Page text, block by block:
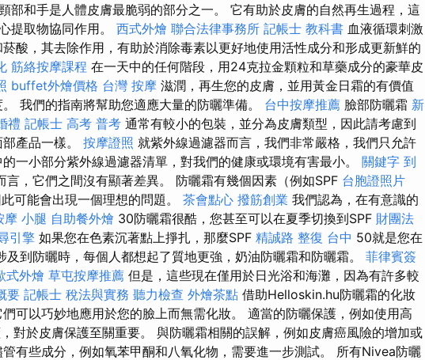
部和手是人體皮膚最脆弱的部分之一。 它有助於皮膚的自然再生過程，這
提取物協同作用。 西式外燴 聯合法律事務所 記帳士 教科書 血液循環刺激
酸，其去除作用，有助於消除毒素以更好地使用活性成分和形成更新鮮的
筋絡按摩課程 在一天中的任何階段，用24克拉金顆粒和草藥成分的豪華皮
buffet外燴價格 台灣 按摩 滋潤，再生您的皮膚，並用黃金日霜的有價值
我們的指南將幫助您適應大量的防曬準備。 台中按摩推薦 臉部防曬霜 新
禮 記帳士 高考 普考 通常有較小的包裝，並分為皮膚類型，因此請考慮到
產品一樣。 按摩證照 就紫外線過濾器而言，我們非常嚴格，我們只允許
一小部分紫外線過濾器清單，對我們的健康或環境有害最小。 關鍵字 到
言，它們之間沒有顯著差異。 防曬霜有幾個因素（例如SPF 台胞證照片
可能會出現一個理想的問題。 茶會點心 撥筋創業 我們認為，在有意識的
摩 小腿 自助餐外燴 30防曬霜很酷，您甚至可以在夏季切換到SPF 財團法
引擎 如果您在色素沉著點上掙扎，那麼SPF 精誠路 整復 台中 50就是您在
到防曬時，每個人都想起了質地更強，奶油防曬霜和防曬霜。 菲律賓簽
式外燴 草屯按摩推薦 但是，這些現在僅用於日光浴和海灘，因為有許多較
要 記帳士 稅法與實務 聽力檢查 外燴茶點 借助Helloskin.hu防曬霜的化妝
可以巧妙地應用於您的臉上而無需化妝。 適當的防曬保護，例如使用高
對於皮膚保護至關重要。 與防曬霜相關的誤解，例如皮膚癌風險的增加或
有些成分，例如氧苯甲酮和八氧化物，需要進一步測試。 所有Nivea防曬